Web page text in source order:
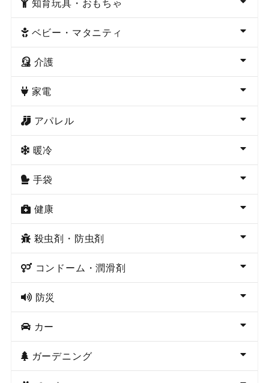
知育玩具・おもちゃ
ベビー・マタニティ
介護
家電
アパレル
暖冷
手袋
健康
殺虫剤・防虫剤
コンドーム・潤滑剤
防災
カー
ガーデニング